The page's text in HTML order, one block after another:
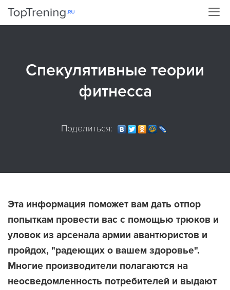
Спекулятивные теории
фитнесса
Поделиться:
Эта информация поможет вам дать отпор
попыткам провести вас с помощью трюков и
уловок из арсенала армии авантюристов и
пройдох, "радеющих о вашем здоровье".
Многие производители полагаются на
неосведомленность потребителей и выдают